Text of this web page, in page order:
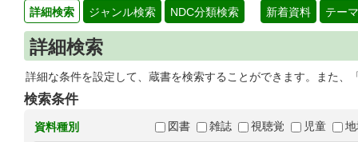
詳細検索 ジャンル検索 NDC分類検索 新着資料 テー
詳細検索
詳細な条件を設定して、蔵書を検索することができます。また
検索条件
資料種別 図書 雑誌 視聴覚 児童